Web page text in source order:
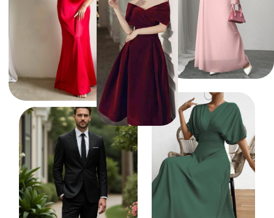
ПУСТЬ ЭТОТ ДЕНЬ СТАНЕТ
ЕЩЕ ЯРЧЕ БЛАГОДАРЯ